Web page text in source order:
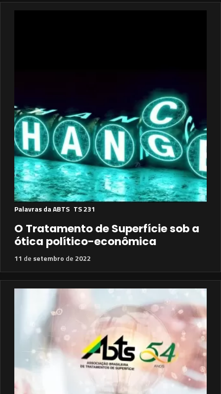
Palavras da ABTS TS 231
O Tratamento de Superfície sob a
ótica político-econômica
11 de setembro de 2022